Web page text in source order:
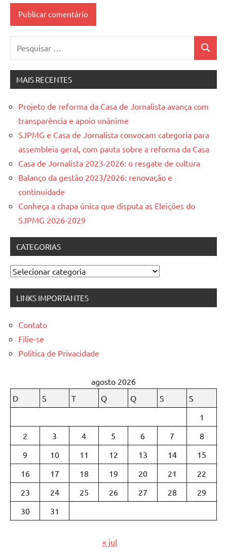
MAIS RECENTES
Projeto de reforma da Casa de Jornalista avança com
transparência e apoio unânime
SJPMG e Casa de Jornalista convocam categoria para
assembleia geral, com pauta sobre a reforma da Casa
Casa de Jornalista 2023-2026: o resgate de cultura
Balanço da gestão 2023/2026: renovação e
continuidade
Conheça a chapa única que disputa as Eleições do
SJPMG 2026-2029
CATEGORIAS
Categorias
LINKS IMPORTANTES
Contato
Filie-se
Politica de Privacidade
agosto 2026
D
S T Q Q S
S
1
2
3 4 5 6 7
8
9
10 11 12 13 14
15
16
17 18 19 20 21
22
23
24 25 26 27 28
29
30
31
« jul